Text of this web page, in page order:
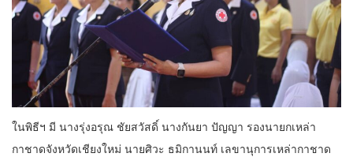
ในพิธีฯ มี นางรุ่งอรุณ ชัยสวัสดิ์ นางกันยา ปัญญา รองนายกเหล่า
กาชาดจังหวัดเชียงใหม่ นายศิวะ ธมิกานนท์ เลขานุการเหล่ากาชาด